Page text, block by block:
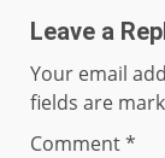
Leave a
Your email
fields are
Comment*